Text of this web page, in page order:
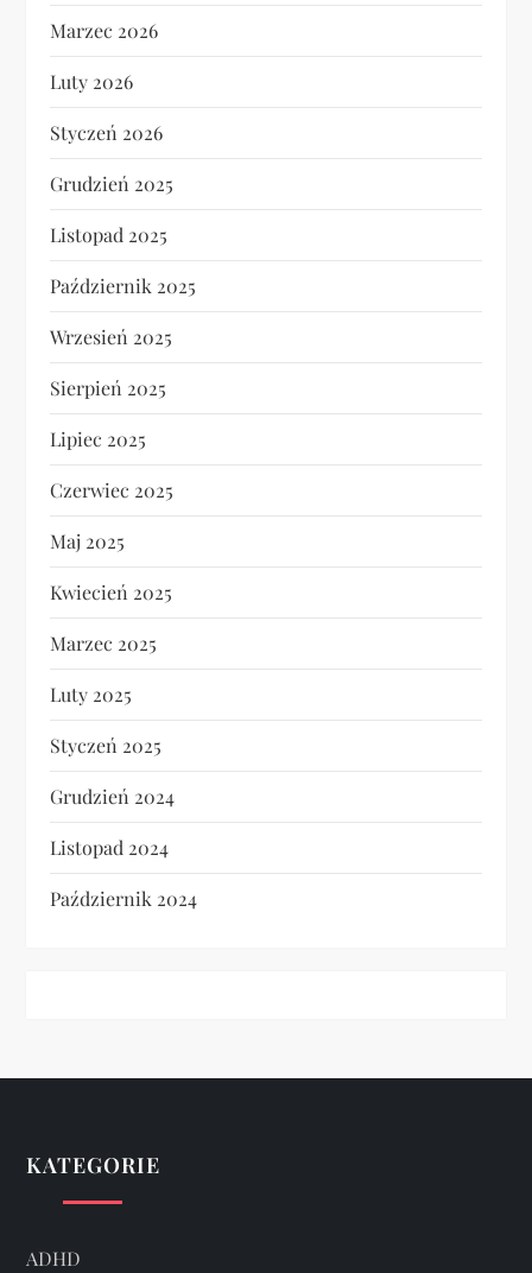
Marzec 2026
Luty 2026
Styczeń 2026
Grudzień 2025
Listopad 2025
Październik 2025
Wrzesień 2025
Sierpień 2025
Lipiec 2025
Czerwiec 2025
Maj 2025
Kwiecień 2025
Marzec 2025
Luty 2025
Styczeń 2025
Grudzień 2024
Listopad 2024
Październik 2024
KATEGORIE
ADHD